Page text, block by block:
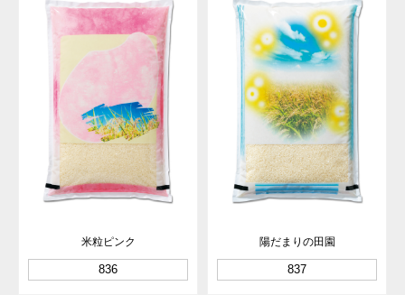
米粒ピンク
836
陽だまりの田園
837